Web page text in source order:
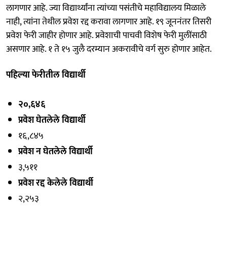
लागणार आहे. ज्या विद्यार्थ्यांना त्यांच्या पसंतीचे महाविद्यालय मिळाले
नाही, त्यांना तेथील प्रवेश रद्द करावा लागणार आहे. १९ जूननंतर तिसरी
प्रवेश फेरी जाहीर होणार आहे. प्रवेशाची पाचवी विशेष फेरी मुलींसाठी
असणार आहे. १ ते १५ जुलै दरम्यान अकरावीचे वर्ग सुरु होणार आहेत.
पहिल्या फेरीतील विद्यार्थी
२०,६४६
प्रवेश घेतलेले विद्यार्थी
१६,८४५
प्रवेश न घेतलेले विद्यार्थी
३,५११
प्रवेश रद्द केलेले विद्यार्थी
२,२५३